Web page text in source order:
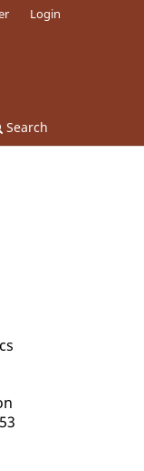
Search
Login